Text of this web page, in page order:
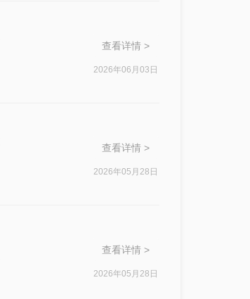
查看详情 >
2026年06月03日
查看详情 >
2026年05月28日
查看详情 >
2026年05月28日